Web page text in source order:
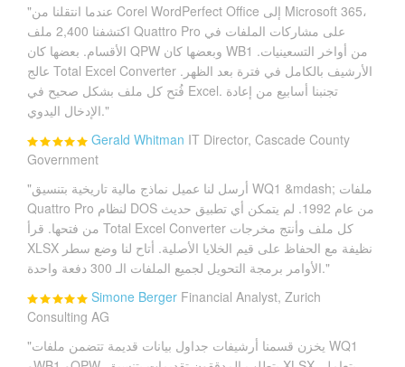
"عندما انتقلنا من Corel WordPerfect Office إلى Microsoft 365،
اكتشفنا 2,400 ملف Quattro Pro على مشاركات الملفات في
الأقسام. بعضها كان QPW وبعضها كان WB1 من أواخر التسعينيات.
عالج Total Excel Converter الأرشيف بالكامل في فترة بعد الظهر.
فُتح كل ملف بشكل صحيح في Excel. تجنبنا أسابيع من إعادة
الإدخال اليدوي."
Gerald Whitman IT Director, Cascade County
Government
"أرسل لنا عميل نماذج مالية تاريخية بتنسيق WQ1 &mdash; ملفات
Quattro Pro لنظام DOS من عام 1992. لم يتمكن أي تطبيق حديث
من فتحها. قرأ Total Excel Converter كل ملف وأنتج مخرجات
XLSX نظيفة مع الحفاظ على قيم الخلايا الأصلية. أتاح لنا وضع سطر
الأوامر برمجة التحويل لجميع الملفات الـ 300 دفعة واحدة."
Simone Berger Financial Analyst, Zurich
Consulting AG
"يخزن قسمنا أرشيفات جداول بيانات قديمة تتضمن ملفات WQ1